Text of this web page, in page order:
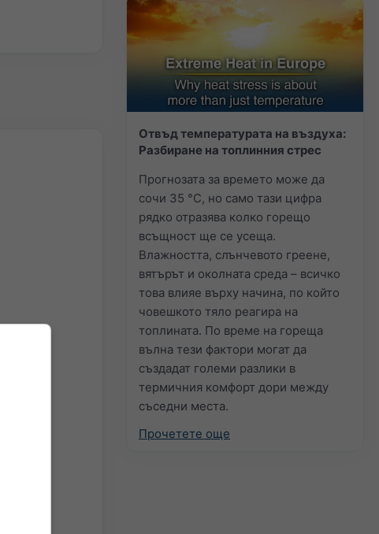
Отвъд температурата на въздуха:
Разбиране на топлинния стрес
Прогнозата за времето може да
сочи 35 °C, но само тази цифра
рядко отразява колко горещо
всъщност ще се усеща.
Влажността, слънчевото греене,
вятърът и околната среда – всичко
това влияе върху начина, по който
човешкото тяло реагира на
топлината. По време на гореща
вълна тези фактори могат да
създадат големи разлики в
термичния комфорт дори между
съседни места.
Прочетете още